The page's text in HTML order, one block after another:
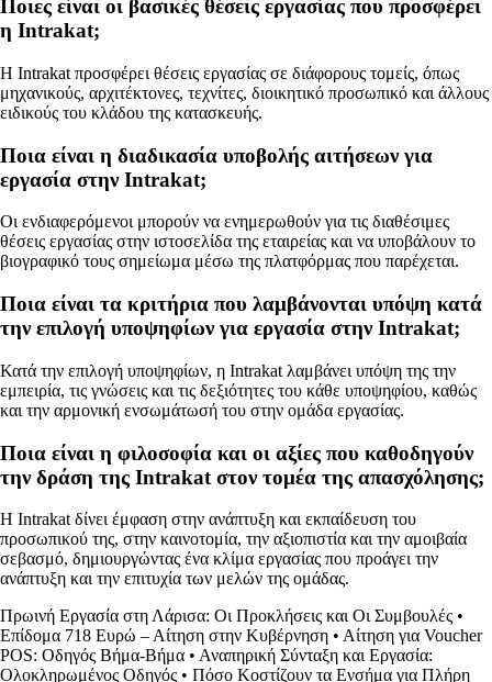
Ποιες είναι οι βασικές θέσεις εργασίας που προσφέρει
η Intrakat;
Η Intrakat προσφέρει θέσεις εργασίας σε διάφορους τομείς, όπως
μηχανικούς, αρχιτέκτονες, τεχνίτες, διοικητικό προσωπικό και άλλους
ειδικούς του κλάδου της κατασκευής.
Ποια είναι η διαδικασία υποβολής αιτήσεων για
εργασία στην Intrakat;
Οι ενδιαφερόμενοι μπορούν να ενημερωθούν για τις διαθέσιμες
θέσεις εργασίας στην ιστοσελίδα της εταιρείας και να υποβάλουν το
βιογραφικό τους σημείωμα μέσω της πλατφόρμας που παρέχεται.
Ποια είναι τα κριτήρια που λαμβάνονται υπόψη κατά
την επιλογή υποψηφίων για εργασία στην Intrakat;
Κατά την επιλογή υποψηφίων, η Intrakat λαμβάνει υπόψη της την
εμπειρία, τις γνώσεις και τις δεξιότητες του κάθε υποψηφίου, καθώς
και την αρμονική ενσωμάτωσή του στην ομάδα εργασίας.
Ποια είναι η φιλοσοφία και οι αξίες που καθοδηγούν
την δράση της Intrakat στον τομέα της απασχόλησης;
Η Intrakat δίνει έμφαση στην ανάπτυξη και εκπαίδευση του
προσωπικού της, στην καινοτομία, την αξιοπιστία και την αμοιβαία
σεβασμό, δημιουργώντας ένα κλίμα εργασίας που προάγει την
ανάπτυξη και την επιτυχία των μελών της ομάδας.
Πρωινή Εργασία στη Λάρισα: Οι Προκλήσεις και Οι Συμβουλές •
Επίδομα 718 Ευρώ – Αίτηση στην Κυβέρνηση • Αίτηση για Voucher
POS: Οδηγός Βήμα-Βήμα • Αναπηρική Σύνταξη και Εργασία:
Ολοκληρωμένος Οδηγός • Πόσο Κοστίζουν τα Ενσήμα για Πλήρη